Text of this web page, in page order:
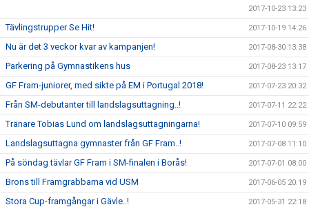
2017-10-23 13:23
Tävlingstrupper Se Hit! 2017-10-19 14:26
Nu är det 3 veckor kvar av kampanjen! 2017-08-30 13:38
Parkering på Gymnastikens hus 2017-08-23 13:17
GF Fram-juniorer, med sikte på EM i Portugal 2018! 2017-07-23 20:32
Från SM-debutanter till landslagsuttagning..! 2017-07-11 22:22
Tränare Tobias Lund om landslagsuttagningarna! 2017-07-10 09:59
Landslagsuttagna gymnaster från GF Fram..! 2017-07-08 11:10
På söndag tävlar GF Fram i SM-finalen i Borås! 2017-07-01 08:00
Brons till Framgrabbarna vid USM 2017-06-05 20:19
Stora Cup-framgångar i Gävle..! 2017-05-31 22:18